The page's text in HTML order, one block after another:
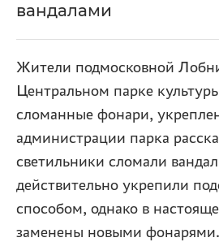
вандалами
Жители подмосковной
Центральном парке
сломанные фонари,
администрации парка
светильники сломали
действительно укрепили
способом, однако в
заменены новыми фонарями.